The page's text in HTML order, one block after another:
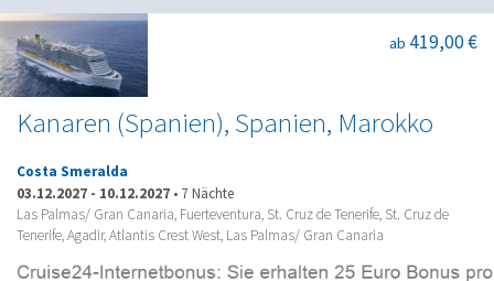
Kanaren (Spanien), Spanien, Marokko
ab 419,00 €
Costa Smeralda
03.12.2027 - 10.12.2027 • 7 Nächte
Las Palmas/ Gran Canaria, Fuerteventura, St. Cruz de Tenerife, St. Cruz de
Tenerife, Agadir, Atlantis Crest West, Las Palmas/ Gran Canaria